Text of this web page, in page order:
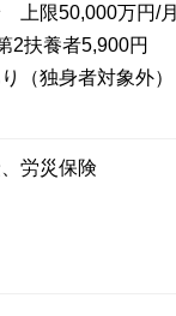
上限50,000万円/月
2扶養者5,900円
（独身者対象外）
労災保険